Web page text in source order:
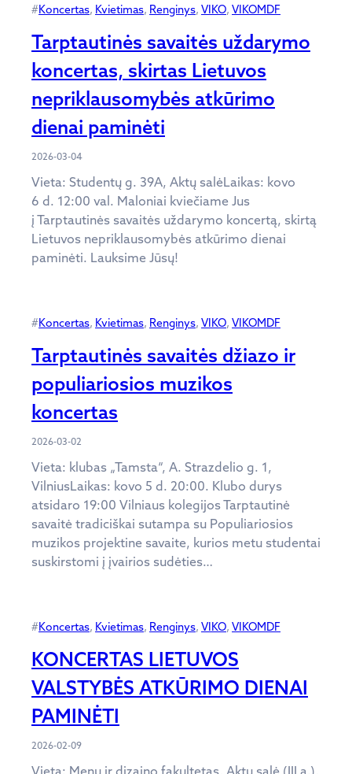
#Koncertas, Kvietimas, Renginys, VIKO, VIKOMDF
Tarptautinės savaitės uždarymo
koncertas, skirtas Lietuvos
nepriklausomybės atkūrimo
dienai paminėti
2026-03-04
Vieta: Studentų g. 39A, Aktų salėLaikas: kovo
6 d. 12:00 val. Maloniai kviečiame Jus
į Tarptautinės savaitės uždarymo koncertą, skirtą
Lietuvos nepriklausomybės atkūrimo dienai
paminėti. Lauksime Jūsų!
#Koncertas, Kvietimas, Renginys, VIKO, VIKOMDF
Tarptautinės savaitės džiazo ir
populiariosios muzikos
koncertas
2026-03-02
Vieta: klubas „Tamsta“, A. Strazdelio g. 1,
VilniusLaikas: kovo 5 d. 20:00. Klubo durys
atsidaro 19:00 Vilniaus kolegijos Tarptautinė
savaitė tradiciškai sutampa su Populiariosios
muzikos projektine savaite, kurios metu studentai
suskirstomi į įvairios sudėties…
#Koncertas, Kvietimas, Renginys, VIKO, VIKOMDF
KONCERTAS LIETUVOS
VALSTYBĖS ATKŪRIMO DIENAI
PAMINĖTI
2026-02-09
Vieta: Menų ir dizaino fakultetas, Aktų salė (III a.),